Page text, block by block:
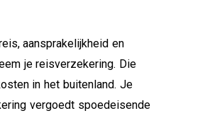
aansprakelijkheid en
je reisverzekering. Die
in het buitenland. Je
vergoedt spoedeisende